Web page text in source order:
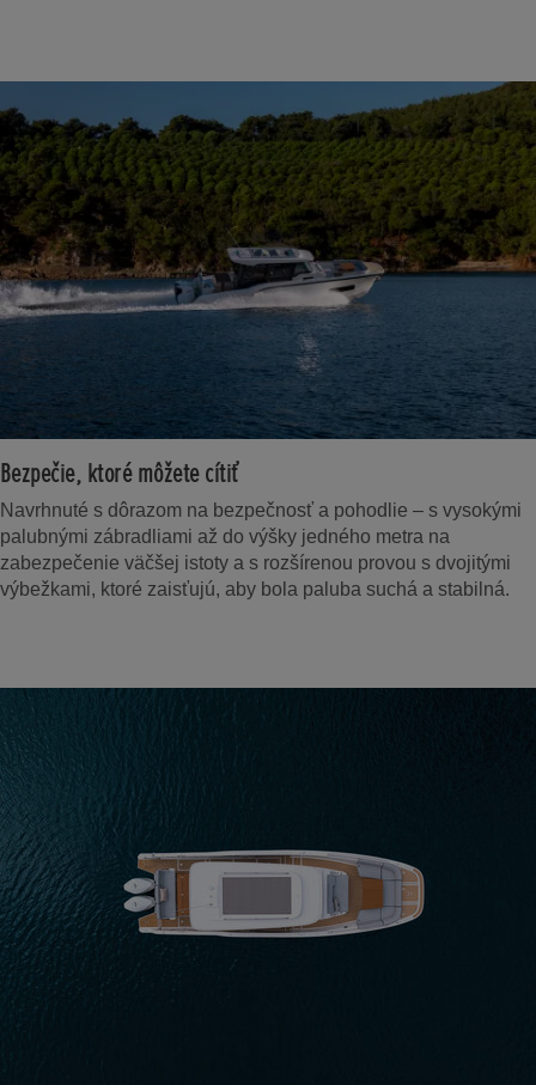
Bezpečie, ktoré môžete cítiť
Navrhnuté s dôrazom na bezpečnosť a pohodlie – s vysokými
palubnými zábradliami až do výšky jedného metra na
zabezpečenie väčšej istoty a s rozšírenou provou s dvojitými
výbežkami, ktoré zaisťujú, aby bola paluba suchá a stabilná.